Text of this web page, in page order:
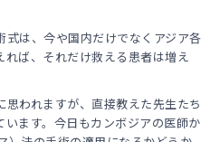
は、今や国内だけでなくアジア各
ば、それだけ救える患者は増え
思われますが、直接教えた先生たち
ます。今日もカンボジアの医師か